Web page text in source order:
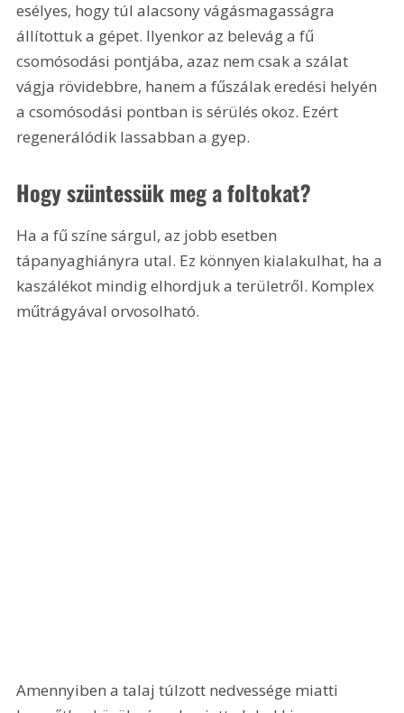
esélyes, hogy túl alacsony vágásmagasságra
állítottuk a gépet. Ilyenkor az belevág a fű
csomósodási pontjába, azaz nem csak a szálat
vágja rövidebbre, hanem a fűszálak eredési helyén
a csomósodási pontban is sérülés okoz. Ezért
regenerálódik lassabban a gyep.
Hogy szüntessük meg a foltokat?
Ha a fű színe sárgul, az jobb esetben
tápanyaghiányra utal. Ez könnyen kialakulhat, ha a
kaszálékot mindig elhordjuk a területről. Komplex
műtrágyával orvosolható.
Amennyiben a talaj túlzott nedvessége miatti